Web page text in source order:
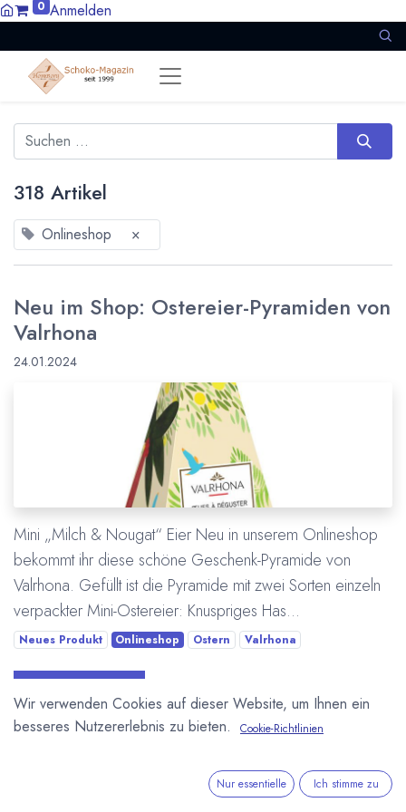
0 Anmelden
318 Artikel
Onlineshop ×
Neu im Shop: Ostereier-Pyramiden von
Valrhona
24.01.2024
Mini „Milch & Nougat“ Eier Neu in unserem Onlineshop
bekommt ihr diese schöne Geschenk-Pyramide von
Valrhona. Gefüllt ist die Pyramide mit zwei Sorten einzeln
verpackter Mini-Ostereier: Knuspriges Has...
Neues Produkt Onlineshop Ostern Valrhona
Wir verwenden Cookies auf dieser Website, um Ihnen ein
besseres Nutzererlebnis zu bieten.
Cookie-Richtlinien
Nur essentielle Ich stimme zu